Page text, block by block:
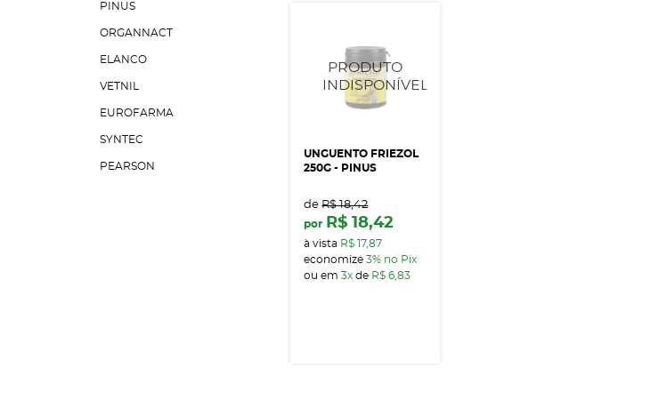
PINUS
ORGANNACT
ELANCO
VETNIL
EUROFARMA
SYNTEC
PEARSON
UNGUENTO FRIEZOL
250G - PINUS
de R$ 18,42
por R$ 18,42
à vista R$ 17,87
economize3% no Pix
ou em3x de R$ 6,83